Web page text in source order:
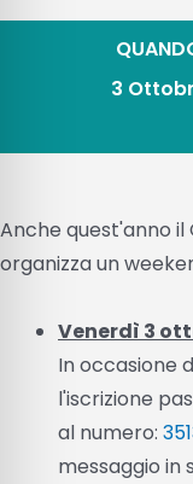
3
Anche quest'anno il
organizza un
Venerdì 3
In occasione
l'iscrizione
al numero:
messaggio in